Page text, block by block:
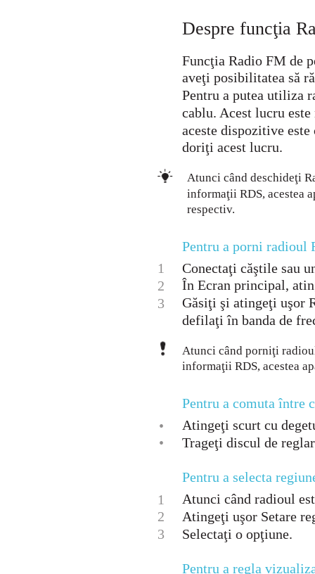
Despre funcţia
Funcţia Radio FM de
aveţi posibilitatea să
Pentru a putea utiliza
cablu. Acest lucru
aceste dispozitive
doriţi acest lucru.
Atunci când deschideţi
informaţii RDS, acestea
respectiv.
Pentru a porni radioul
1
Conectaţi căştile sau
2
În Ecran principal,
3
Găsiţi şi atingeţi uşor
defilaţi în banda de
Atunci când porniţi
informaţii RDS, acestea
Pentru a comuta între
•
Atingeţi scurt cu
•
Trageţi discul de
Pentru a selecta
1
Atunci când radioul
2
Atingeţi uşor Setare
3
Selectaţi o opţiune.
Pentru a regla